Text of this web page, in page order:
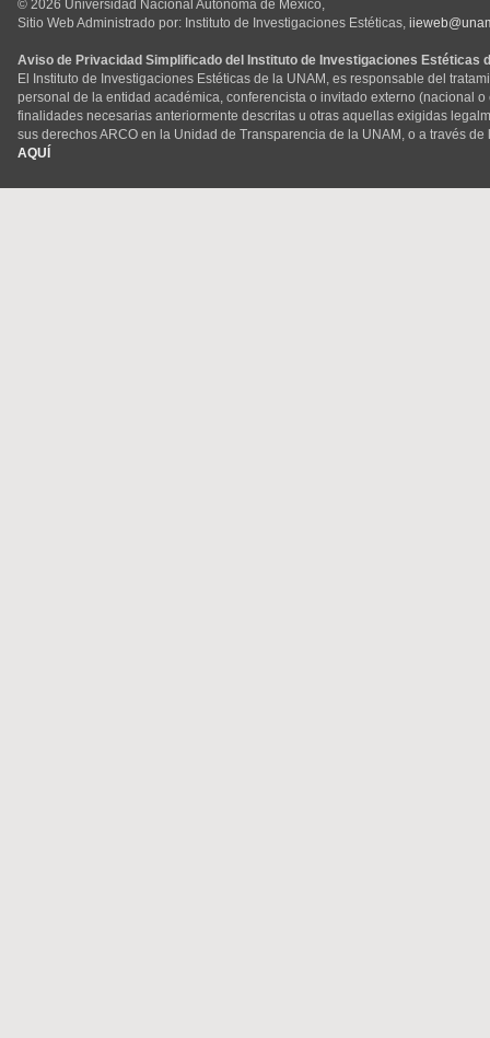
© 2026 Universidad Nacional Autónoma de México,
Sitio Web Administrado por: Instituto de Investigaciones Estéticas,
Aviso de Privacidad Simplificado del Instituto de Investigaciones Estéticas
El Instituto de Investigaciones Estéticas de la UNAM, es responsable del
personal de la entidad académica, conferencista o invitado externo (nacional
finalidades necesarias anteriormente descritas u otras aquellas exigidas
sus derechos ARCO en la Unidad de Transparencia de la UNAM, o a través
AQUÍ